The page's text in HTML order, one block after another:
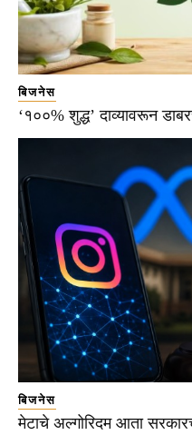
बिजनेस
‘१००% शुद्ध’ दाव्यावरून
बिजनेस
मेटाचे अल्गोरिदम आता